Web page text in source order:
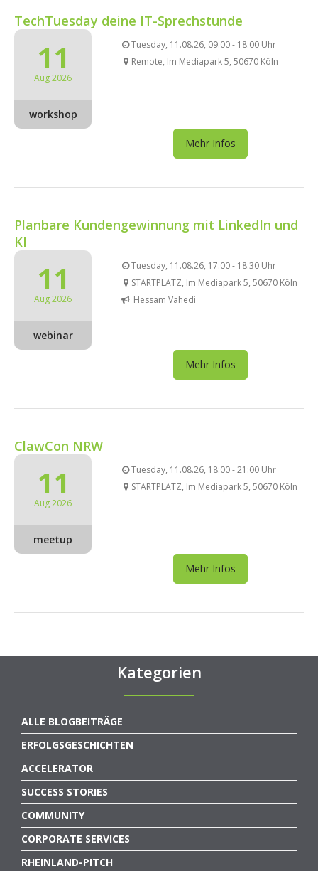
TechTuesday deine IT-Sprechstunde
11
Aug 2026
workshop
Tuesday, 11.08.26, 09:00 - 18:00 Uhr
Remote, Im Mediapark 5, 50670 Köln
Mehr Infos
Planbare Kundengewinnung mit LinkedIn und
KI
11
Aug 2026
webinar
Tuesday, 11.08.26, 17:00 - 18:30 Uhr
STARTPLATZ, Im Mediapark 5, 50670 Köln
Hessam Vahedi
Mehr Infos
ClawCon NRW
11
Aug 2026
meetup
Tuesday, 11.08.26, 18:00 - 21:00 Uhr
STARTPLATZ, Im Mediapark 5, 50670 Köln
Mehr Infos
Kategorien
ALLE BLOGBEITRÄGE
ERFOLGSGESCHICHTEN
ACCELERATOR
SUCCESS STORIES
COMMUNITY
CORPORATE SERVICES
RHEINLAND-PITCH